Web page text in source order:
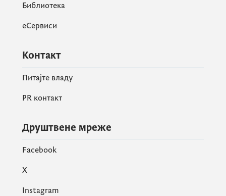
Генерална Директорица Марија Хајдуковић
је представила досадашње резултате које
периоду. Такође, указала је на планиране
акцентом на активности планиране у
Библиотека
еСервиси
Контакт
Питајте владу
PR контакт
Друштвене мреже
Facebook
X
Instagram